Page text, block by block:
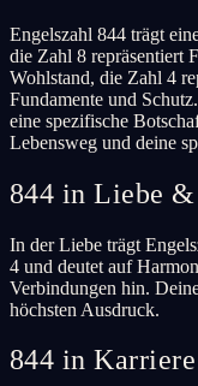
Engelszahl 844 trägt
die Zahl 8 repräsentiert
Wohlstand, die Zahl 4
Fundamente und
eine spezifische
Lebensweg und deine
844 in Liebe
In der Liebe trägt
4 und deutet auf
Verbindungen hin.
höchsten Ausdruck.
844 in